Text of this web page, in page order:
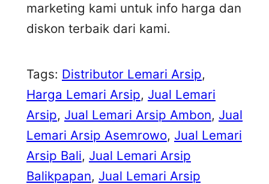
marketing kami untuk info harga dan
diskon terbaik dari kami.
Tags: Distributor Lemari Arsip
Harga Lemari Arsip, Jual Lemari
Arsip, Jual Lemari Arsip Ambon, Jual
Lemari Arsip Asemrowo, Jual Lemari
Arsip Bali, Jual Lemari Arsip
Balikpapan, Jual Lemari Arsip